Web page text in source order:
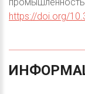
https://doi.org/